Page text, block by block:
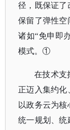
径，既保证了
保留了弹性空
诸如“免申即
模式。①
在技术支
正迈入集约化
以政务云为
统一规划、统